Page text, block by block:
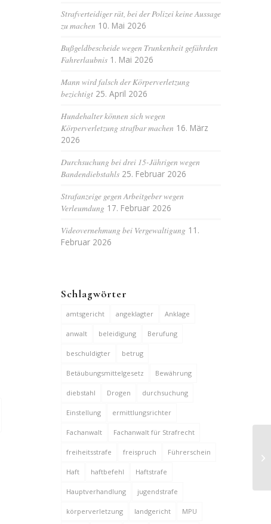
Strafverteidiger rät, bei der Polizei keine Aussage
zu machen 10. Mai 2026
Bußgeldbescheide wegen Trunkenheit gefährden
Fahrerlaubnis 1. Mai 2026
Mann wird falsch der Körperverletzung
bezichtigt 25. April 2026
Hundehalter können sich wegen
Körperverletzung strafbar machen 16. März
2026
Durchsuchung bei drei 15-Jährigen wegen
Bandendiebstahls 25. Februar 2026
Strafanzeige gegen Arbeitgeber wegen
Verleumdung 17. Februar 2026
Videovernehmung bei Vergewaltigung 11.
Februar 2026
Schlagwörter
amtsgericht angeklagter Anklage
anwalt beleidigung Berufung
beschuldigter betrug
Betäubungsmittelgesetz Bewährung
diebstahl Drogen durchsuchung
Einstellung ermittlungsrichter
Fachanwalt Fachanwalt für Strafrecht
freiheitsstrafe freispruch Führerschein
Haft haftbefehl Haftstrafe
Hauptverhandlung jugendstrafe
körperverletzung landgericht MPU